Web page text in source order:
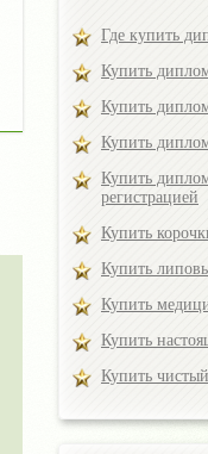
Где купить
Купить
Купить
Купить
Купить
регистрацией
Купить
Купить
Купить
Купить
Купить